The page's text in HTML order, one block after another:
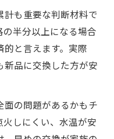
計も重要な判断材料で
半分以上になる場合
と言えます。実際
新品に交換した方が安
面の問題があるかもチ
火しにくい、水温が安